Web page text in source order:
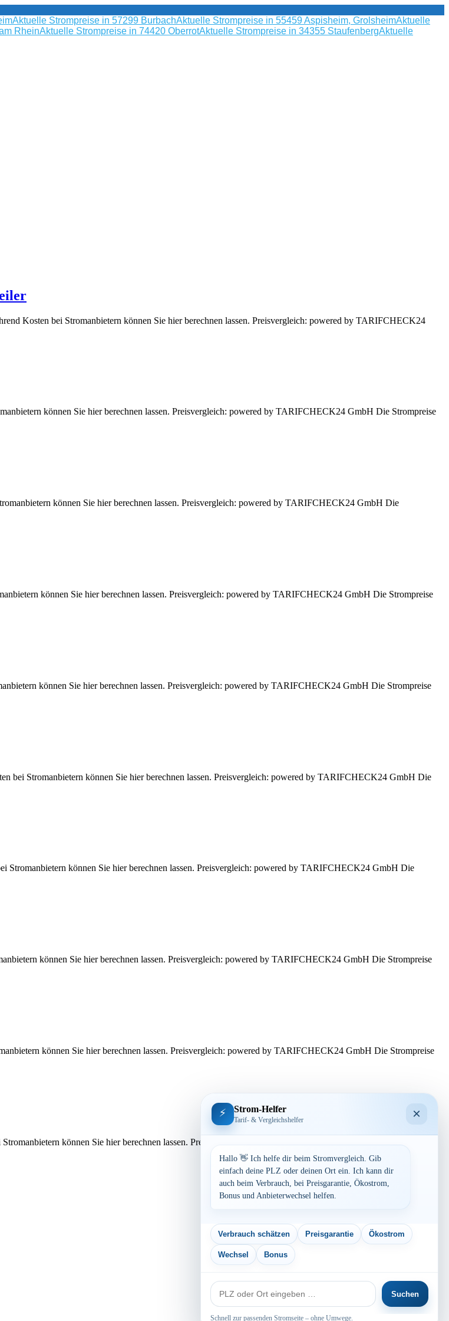
Aktuelle Strompreise in 57299 BurbachAktuelle Strompreise in 55459 Aspisheim, GrolsheimAktuelle
RheinAktuelle Strompreise in 74420 OberrotAktuelle Strompreise in 34355 StaufenbergAktuelle
Kosten bei Stromanbietern können Sie hier berechnen lassen. Preisvergleich: powered by TARIFCHECK24
können Sie hier berechnen lassen. Preisvergleich: powered by TARIFCHECK24 GmbH Die Strompreise
können Sie hier berechnen lassen. Preisvergleich: powered by TARIFCHECK24 GmbH Die
können Sie hier berechnen lassen. Preisvergleich: powered by TARIFCHECK24 GmbH Die Strompreise
können Sie hier berechnen lassen. Preisvergleich: powered by TARIFCHECK24 GmbH Die Strompreise
bei Stromanbietern können Sie hier berechnen lassen. Preisvergleich: powered by TARIFCHECK24 GmbH Die
Stromanbietern können Sie hier berechnen lassen. Preisvergleich: powered by TARIFCHECK24 GmbH Die
können Sie hier berechnen lassen. Preisvergleich: powered by TARIFCHECK24 GmbH Die Strompreise
können Sie hier berechnen lassen. Preisvergleich: powered by TARIFCHECK24 GmbH Die Strompreise
können Sie hier berechnen lassen. Preisvergleich: powered by TARIFCHECK24 GmbH Die
⚡ Strom-Helfer
Tarif- & Vergleichshelfer ×
Hallo 👋 Ich helfe dir beim Stromvergleich. Gib
einfach deine PLZ oder deinen Ort ein. Ich kann dir
auch beim Verbrauch, bei Preisgarantie, Ökostrom,
Bonus und Anbieterwechsel helfen.
Verbrauch schätzen Preisgarantie Ökostrom
Wechsel Bonus
PLZ
oder
Ort
Suchen
Schnell zur passenden Stromseite – ohne Umwege.